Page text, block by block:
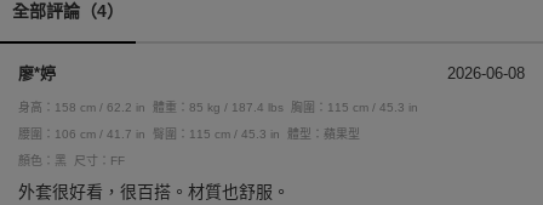
全部評論（4）
廖*婷 2026-06-08
身高：158 cm / 62.2 in 體重：85 kg / 187.4 lbs
胸圍：115 cm / 45.3 in
腰圍：106 cm / 41.7 in
臀圍：115 cm / 45.3 in
體型：蘋果型
顏色：黑
尺寸：FF
外套很好看，很百搭。材質也舒服。